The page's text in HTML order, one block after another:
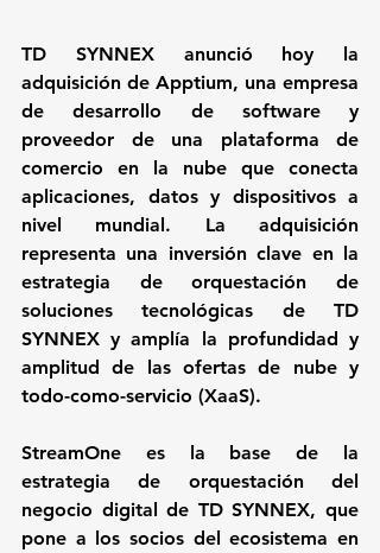
TD SYNNEX anunció hoy la
adquisición de Apptium, una empresa
de desarrollo de software y
proveedor de una plataforma de
comercio en la nube que conecta
aplicaciones, datos y dispositivos a
nivel mundial. La adquisición
representa una inversión clave en la
estrategia de orquestación de
soluciones tecnológicas de TD
SYNNEX y amplía la profundidad y
amplitud de las ofertas de nube y
todo-como-servicio (XaaS).
StreamOne es la base de la
estrategia de orquestación del
negocio digital de TD SYNNEX, que
pone a los socios del ecosistema en